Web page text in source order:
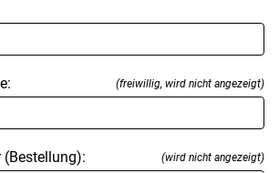
(freiwillig, wird nicht angezeigt)
(wird nicht angezeigt)